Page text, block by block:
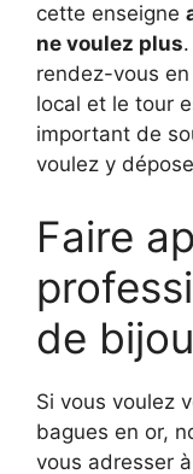
cette enseigne
ne voulez plus
rendez-vous
local et le tour
important de
voulez y
Faire
de
Si vous voulez
bagues en or,
vous adresser